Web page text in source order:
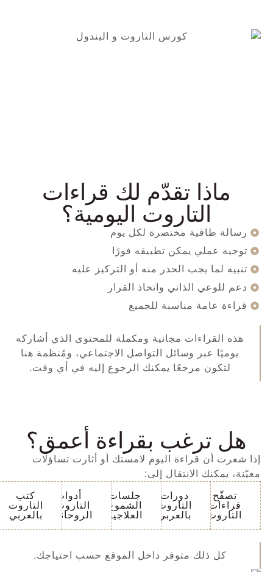
ماذا تقدّم لك قراءات
التاروت اليومية؟
رسالة طاقية مختصرة لكل يوم
توجيه عملي يمكن تطبيقه فورًا
تنبيه لما يجب الحذر منه أو التركيز عليه
دعم للوعي الذاتي واتخاذ القرار
قراءة عامة مناسبة للجميع
هذه القراءات مجانية ومكملة للمحتوى الذي أشاركه
يوميًا عبر وسائل التواصل الاجتماعي، ومُنظمة هنا
لتكون مرجعًا يمكنك الرجوع إليه في أي وقت.
هل ترغب بقراءة أعمق؟
إذا شعرت أن قراءة اليوم لامستك أو أثارت تساؤلات
معيّنة، يمكنك الانتقال إلى:
تصفّح
قراءات
التاروت
دورات
التاروت
بالعربي
جلسات
الشموع
العلاجية
أدوات
التاروت و
الروحانيات
كتب
التاروت
بالعربي
كل ذلك متوفر داخل الموقع حسب احتياجك.